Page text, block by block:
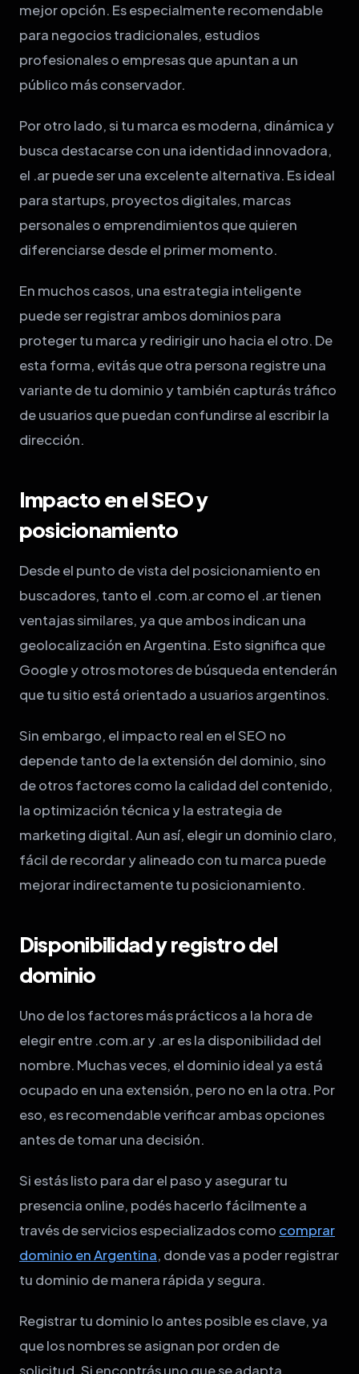
mejor opción. Es especialmente recomendable
para negocios tradicionales, estudios
profesionales o empresas que apuntan a un
público más conservador.
Por otro lado, si tu marca es moderna, dinámica y
busca destacarse con una identidad innovadora,
el .ar puede ser una excelente alternativa. Es ideal
para startups, proyectos digitales, marcas
personales o emprendimientos que quieren
diferenciarse desde el primer momento.
En muchos casos, una estrategia inteligente
puede ser registrar ambos dominios para
proteger tu marca y redirigir uno hacia el otro. De
esta forma, evitás que otra persona registre una
variante de tu dominio y también capturás tráfico
de usuarios que puedan confundirse al escribir la
dirección.
Impacto en el SEO y
posicionamiento
Desde el punto de vista del posicionamiento en
buscadores, tanto el .com.ar como el .ar tienen
ventajas similares, ya que ambos indican una
geolocalización en Argentina. Esto significa que
Google y otros motores de búsqueda entenderán
que tu sitio está orientado a usuarios argentinos.
Sin embargo, el impacto real en el SEO no
depende tanto de la extensión del dominio, sino
de otros factores como la calidad del contenido,
la optimización técnica y la estrategia de
marketing digital. Aun así, elegir un dominio claro,
fácil de recordar y alineado con tu marca puede
mejorar indirectamente tu posicionamiento.
Disponibilidad y registro del
dominio
Uno de los factores más prácticos a la hora de
elegir entre .com.ar y .ar es la disponibilidad del
nombre. Muchas veces, el dominio ideal ya está
ocupado en una extensión, pero no en la otra. Por
eso, es recomendable verificar ambas opciones
antes de tomar una decisión.
Si estás listo para dar el paso y asegurar tu
presencia online, podés hacerlo fácilmente a
través de servicios especializados como comprar
dominio en Argentina, donde vas a poder registrar
tu dominio de manera rápida y segura.
Registrar tu dominio lo antes posible es clave, ya
que los nombres se asignan por orden de
solicitud. Si encontrás uno que se adapta